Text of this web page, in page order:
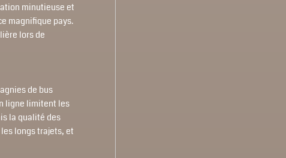
minutieuse et
magnifique pays.
lors de
de bus
ligne limitent les
la qualité des
longs trajets, et